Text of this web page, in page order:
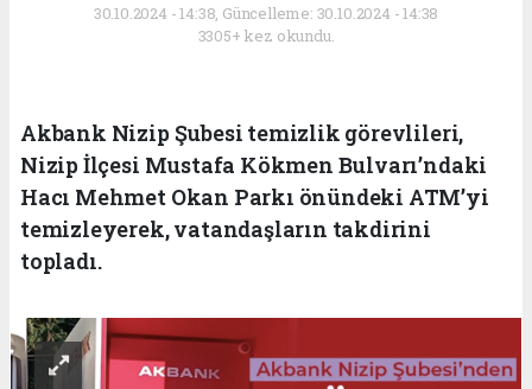
30.10.2024 - 14:38, Güncelleme: 30.10.2024 - 14:38
3305+ kez okundu.
Akbank Nizip Şubesi temizlik görevlileri,
Nizip İlçesi Mustafa Kökmen Bulvarı’ndaki
Hacı Mehmet Okan Parkı önündeki ATM’yi
temizleyerek, vatandaşların takdirini
topladı.